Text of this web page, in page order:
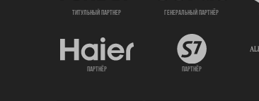
титульный партнер генеральный партнёр
партнёр партнёр